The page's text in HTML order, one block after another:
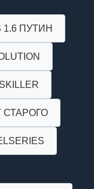
1.6 ПУТИН
СТАРОГО